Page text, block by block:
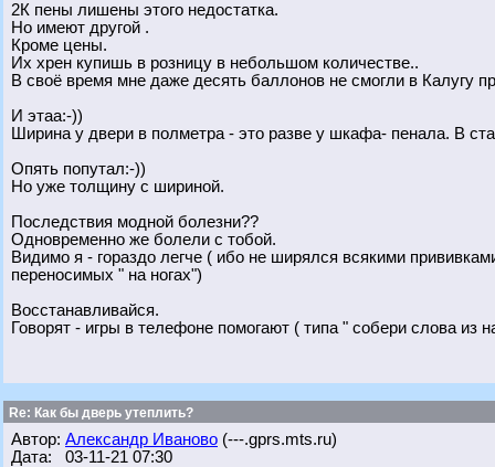
2К пены лишены этого недостатка.
Но имеют другой .
Кроме цены.
Их хрен купишь в розницу в небольшом количестве..
В своё время мне даже десять баллонов не смогли в Калугу
И этаа:-))
Ширина у двери в полметра - это разве у шкафа- пенала. В
Опять попутал:-))
Но уже толщину с шириной.
Последствия модной болезни??
Одновременно же болели с тобой.
Видимо я - гораздо легче ( ибо не ширялся всякими
переносимых " на ногах")
Восстанавливайся.
Говорят - игры в телефоне помогают ( типа " собери слова из
Re: Как бы дверь утеплить?
Автор: Александр Иваново (---.gprs.mts.ru)
Дата: 03-11-21 07:30